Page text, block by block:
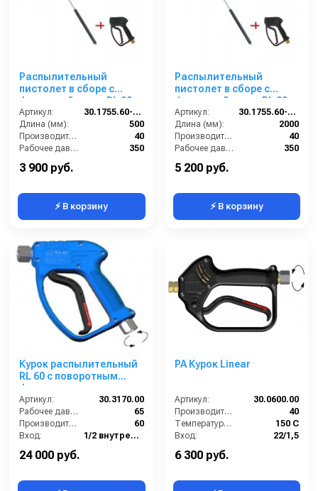
Распылительный
пистолет в сборе с
форсункой курок RL 30
М22х1,5ш 500 мм.
(Изогнутый)
Артикул:
30.1755.60-500 ZINK PA 30
Длина (мм):
500
Производительность (л/мин):
40
Рабочее давление (бар):
350
3 900 руб.
⚡ В корзину
Распылительный
пистолет в сборе с
форсункой курок RL 30
М22х1,5ш 2000 мм.
(Изогнутый)
Артикул:
30.1755.60-2000 ZINK PA30
Длина (мм):
2000
Производительность (л/мин):
40
Рабочее давление (бар):
350
5 200 руб.
⚡ В корзину
Курок распылительный
RL 60 с поворотным
фитингом, нерж. сталь,
60 бар; вход 1/2г, выход
1/2г
Артикул:
30.3170.00
Рабочее давление (бар):
65
Производительность (л/мин):
60
Вход:
1/2 внутренняя резьба вращающаяся
24 000 руб.
PA Курок Linear
Артикул:
30.0600.00
Производительность (л/мин):
40
Температура (°C):
150 С
Вход:
22/1,5
6 300 руб.